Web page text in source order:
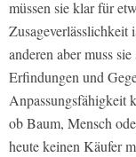
müssen sie klar für
anderen aber muss
Erfindungen und
Anpassungsfähigkeit
ob Baum, Mensch
heute keinen Käufer